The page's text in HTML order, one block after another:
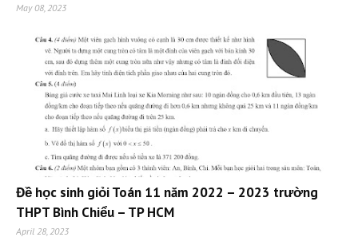
May 08, 2023
Đề học sinh giỏi Toán 11 năm 2022 – 2023 trường
THPT Bình Chiểu – TP HCM
April 28, 2023